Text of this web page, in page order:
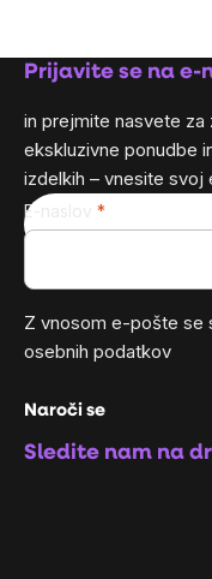
Prijavite se na e-
in prejmite nasvete za
ekskluzivne ponudbe
izdelkih – vnesite svoj
E-naslov
Z vnosom e-pošte se
osebnih podatkov
Naroči se
Sledite nam na